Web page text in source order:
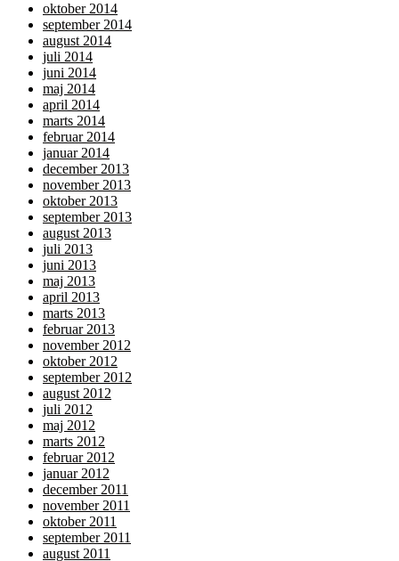
oktober 2014
september 2014
august 2014
juli 2014
juni 2014
maj 2014
april 2014
marts 2014
februar 2014
januar 2014
december 2013
november 2013
oktober 2013
september 2013
august 2013
juli 2013
juni 2013
maj 2013
april 2013
marts 2013
februar 2013
november 2012
oktober 2012
september 2012
august 2012
juli 2012
maj 2012
marts 2012
februar 2012
januar 2012
december 2011
november 2011
oktober 2011
september 2011
august 2011